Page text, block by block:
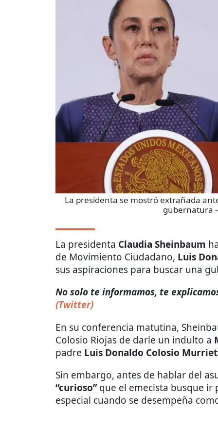
La presidenta se mostró extrañada
gubernatura
La presidenta Claudia Sheinbaum
de Movimiento Ciudadano, Luis
sus aspiraciones para buscar una
No solo te informamos, te
(Twitter)
En su conferencia matutina,
Colosio Riojas de darle un indulto a
padre Luis Donaldo Colosio
Sin embargo, antes de hablar del
“curioso”que el emecista busque ir
especial cuando se desempeña